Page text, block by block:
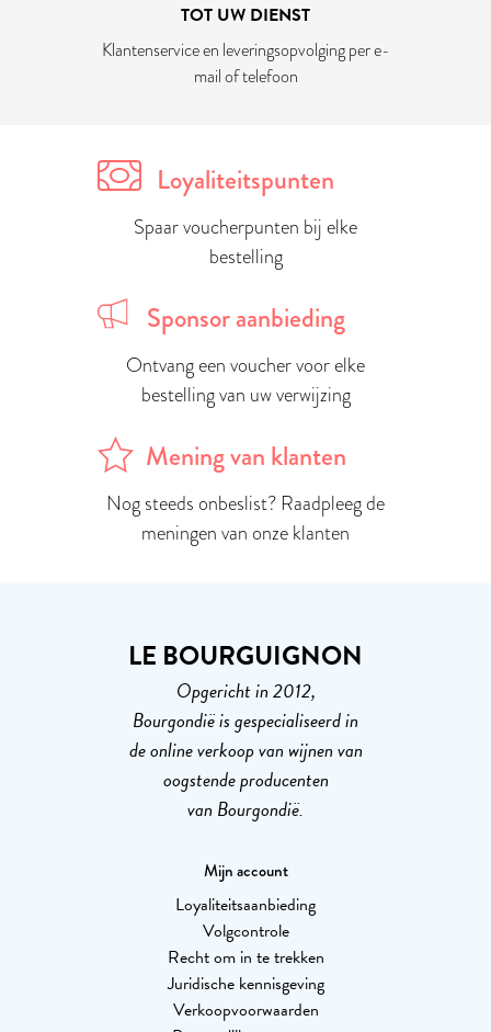
TOT UW DIENST
Klantenservice en leveringsopvolging per e-
mail of telefoon
Loyaliteitspunten
Spaar voucherpunten bij elke
bestelling
Sponsor aanbieding
Ontvang een voucher voor elke
bestelling van uw verwijzing
Mening van klanten
Nog steeds onbeslist? Raadpleeg de
meningen van onze klanten
LE BOURGUIGNON
Opgericht in 2012,
Bourgondië is gespecialiseerd in
de online verkoop van wijnen van
oogstende producenten
van Bourgondië.
Mijn account
Loyaliteitsaanbieding
Volgcontrole
Recht om in te trekken
Juridische kennisgeving
Verkoopvoorwaarden